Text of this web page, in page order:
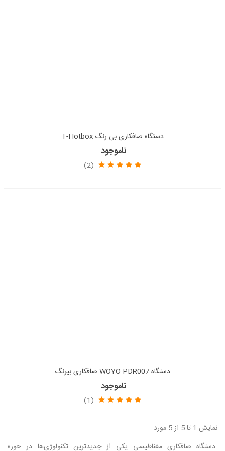
دستگاه صافکاری بی رنگ T-Hotbox
ناموجود
(2)
دستگاه WOYO PDR007 صافکاری بیرنگ
ناموجود
(1)
نمایش 1 تا 5 از 5 مورد
دستگاه صافکاری مغناطیسی یکی از جدیدترین تکنولوژی‌ها در حوزه